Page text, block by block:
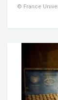
© France